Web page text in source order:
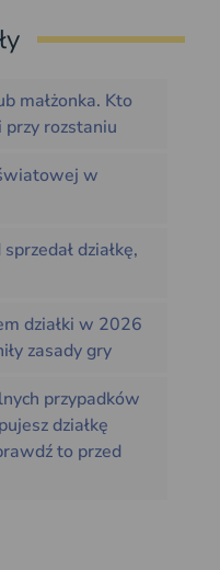
małżonka. Kto
przy rozstaniu
w
działkę,
działki w 2026
zasady gry
przypadków
działkę
to przed